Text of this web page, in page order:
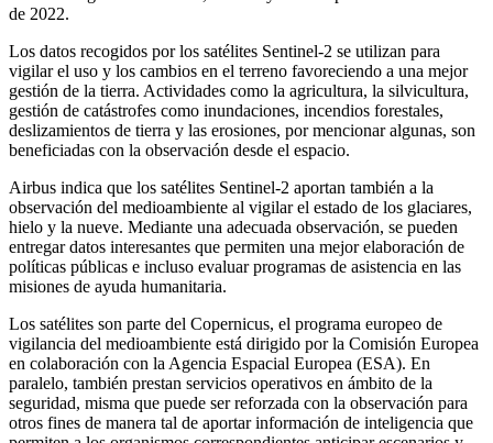
de 2022.
Los datos recogidos por los satélites Sentinel-2 se utilizan para
vigilar el uso y los cambios en el terreno favoreciendo a una mejor
gestión de la tierra. Actividades como la agricultura, la silvicultura,
gestión de catástrofes como inundaciones, incendios forestales,
deslizamientos de tierra y las erosiones, por mencionar algunas, son
beneficiadas con la observación desde el espacio.
Airbus indica que los satélites Sentinel-2 aportan también a la
observación del medioambiente al vigilar el estado de los glaciares,
hielo y la nueve. Mediante una adecuada observación, se pueden
entregar datos interesantes que permiten una mejor elaboración de
políticas públicas e incluso evaluar programas de asistencia en las
misiones de ayuda humanitaria.
Los satélites son parte del Copernicus, el programa europeo de
vigilancia del medioambiente está dirigido por la Comisión Europea
en colaboración con la Agencia Espacial Europea (ESA). En
paralelo, también prestan servicios operativos en ámbito de la
seguridad, misma que puede ser reforzada con la observación para
otros fines de manera tal de aportar información de inteligencia que